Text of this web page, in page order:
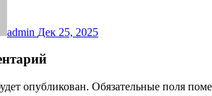
admin Дек 25, 2025
опубликован. Обязательные поля